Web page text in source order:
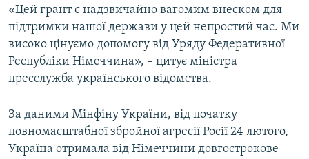
«Цей грант є надзвичайно вагомим внеском для
підтримки нашої держави у цей непростий час. Ми
високо цінуємо допомогу від Уряду Федеративної
Республіки Німеччина», – цитує міністра
пресслужба українського відомства.
За даними Мінфіну України, від початку
повномасштабної збройної агресії Росії 24 лютого,
Україна отримала від Німеччини довгострокове